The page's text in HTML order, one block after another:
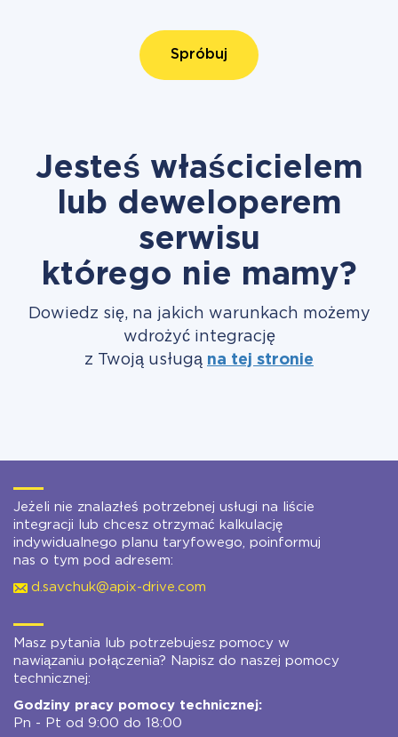
Spróbuj
Jesteś właścicielem
lub deweloperem
serwisu
którego nie mamy?
Dowiedz się, na jakich warunkach możemy
wdrożyć integrację
z Twoją usługą na tej stronie
Jeżeli nie znalazłeś potrzebnej usługi na liście
integracji lub chcesz otrzymać kalkulację
indywidualnego planu taryfowego, poinformuj
nas o tym pod adresem:
d.savchuk@apix-drive.com
Masz pytania lub potrzebujesz pomocy w
nawiązaniu połączenia? Napisz do naszej pomocy
technicznej:
Godziny pracy pomocy technicznej:
Pn - Pt od 9:00 do 18:00